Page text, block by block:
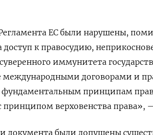
ЕС были нарушены,
к правосудию,
иммунитета
международными договорами и
фундаментальным принципам
верховенства ‌права»,
документа были допущены